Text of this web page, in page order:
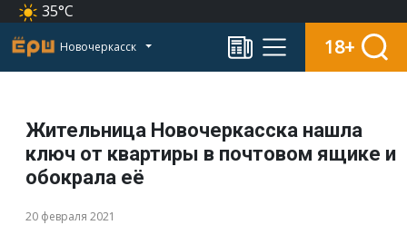
35°C
Новочеркасск 18+
Жительница Новочеркасска нашла
ключ от квартиры в почтовом ящике и
обокрала её
20 февраля 2021